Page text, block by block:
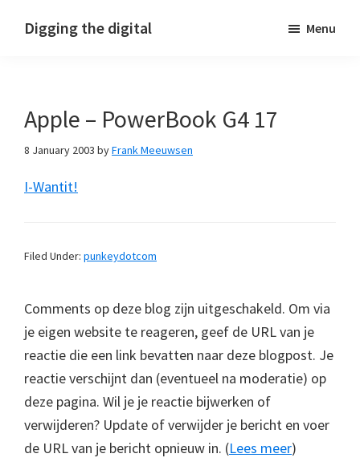
Digging the digital Menu
Apple – PowerBook G4 17
8 January 2003 byFrank Meeuwsen
I-Wantit!
Filed Under: punkeydotcom
Comments op deze blog zijn uitgeschakeld. Om via
je eigen website te reageren, geef de URL van je
reactie die een link bevatten naar deze blogpost. Je
reactie verschijnt dan (eventueel na moderatie) op
deze pagina. Wil je je reactie bijwerken of
verwijderen? Update of verwijder je bericht en voer
de URL van je bericht opnieuw in. (Lees meer)